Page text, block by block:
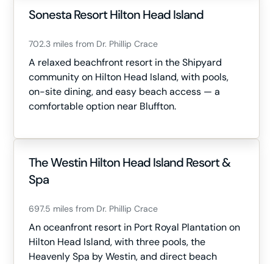
Sonesta Resort Hilton Head Island
702.3 miles from Dr. Phillip Crace
A relaxed beachfront resort in the Shipyard
community on Hilton Head Island, with pools,
on-site dining, and easy beach access — a
comfortable option near Bluffton.
The Westin Hilton Head Island Resort &
Spa
697.5 miles from Dr. Phillip Crace
An oceanfront resort in Port Royal Plantation on
Hilton Head Island, with three pools, the
Heavenly Spa by Westin, and direct beach